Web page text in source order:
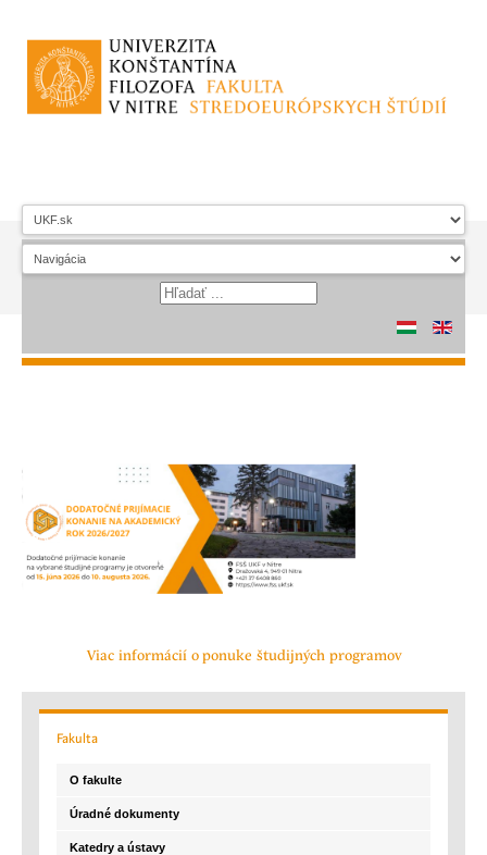
Viac informácií o ponuke študijných programov
Fakulta
O fakulte
Úradné dokumenty
Katedry a ústavy